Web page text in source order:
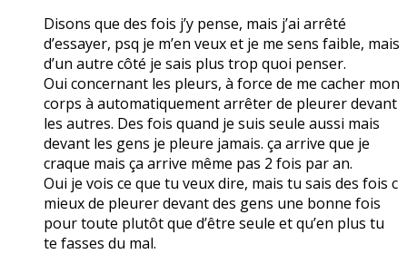
Disons que des fois j’y pense, mais j’ai arrêté
d’essayer, psq je m’en veux et je me sens faible, mais
d’un autre côté je sais plus trop quoi penser.
Oui concernant les pleurs, à force de me cacher mon
corps à automatiquement arrêter de pleurer devant
les autres. Des fois quand je suis seule aussi mais
devant les gens je pleure jamais. ça arrive que je
craque mais ça arrive même pas 2 fois par an.
Oui je vois ce que tu veux dire, mais tu sais des fois c
mieux de pleurer devant des gens une bonne fois
pour toute plutôt que d’être seule et qu’en plus tu
te fasses du mal.